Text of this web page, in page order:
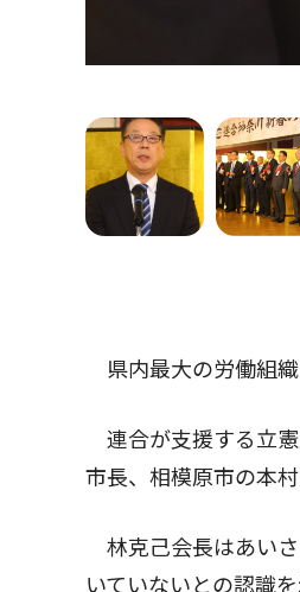
県内最大の労働組織
連合が支援する立
市長、相模原市の本
林克己会長はあいさ
いていないとの認識